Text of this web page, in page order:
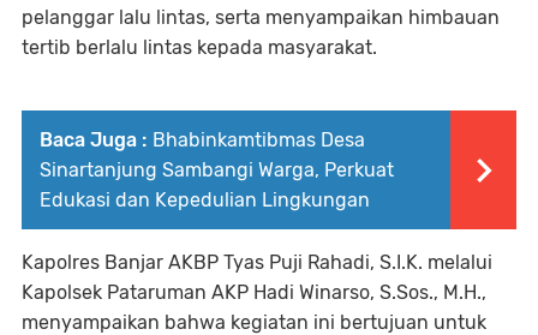
pelanggar lalu lintas, serta menyampaikan himbauan
tertib berlalu lintas kepada masyarakat.
Baca Juga : Bhabinkamtibmas Desa
Sinartanjung Sambangi Warga, Perkuat
Edukasi dan Kepedulian Lingkungan
Kapolres Banjar AKBP Tyas Puji Rahadi, S.I.K. melalui
Kapolsek Pataruman AKP Hadi Winarso, S.Sos., M.H.,
menyampaikan bahwa kegiatan ini bertujuan untuk